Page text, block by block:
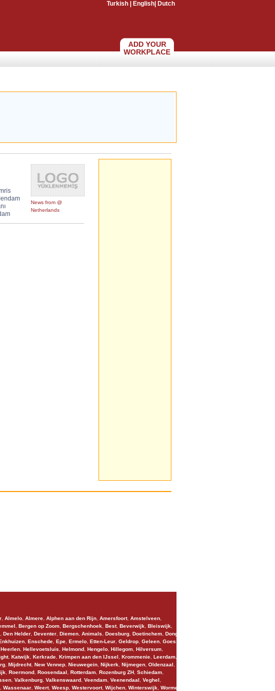
Turkish English Dutch
ADD YOUR
WORKPLACE
News from @
Netherlands
, Almelo, Almere, Alphen aan den Rijn, Amersfoort, Amstelveen,
, Bergen op Zoom, Bergschenhoek, Best, Beverwijk, Bleiswijk,
, Den Helder, Deventer, Diemen, Animals, Doesburg, Doetinchem, Dongen
Enkhuizen, Enschede, Epe, Ermelo, Etten-Leur, Geldrop, Geleen, Goes
Heerlen, Hellevoetsluis, Helmond , Hengelo, Hillegom, Hilversum,
, Katwijk, Kerkrade, Krimpen aan den IJssel , Krommenie, Leerdam,
, Mijdrecht, New Vennep, Nieuwegein, Nijkerk, Nijmegen, Oldenzaal ,
, Roermond , Roosendaal , Rotterdam, Rozenburg ZH, Schiedam,
, Valkenburg, Valkenswaard , Veendam, Veenendaal , Veghel ,
, Wassenaar, Weert, Weesp, Westervoort, Wijchen, Winterswijk, Wormer